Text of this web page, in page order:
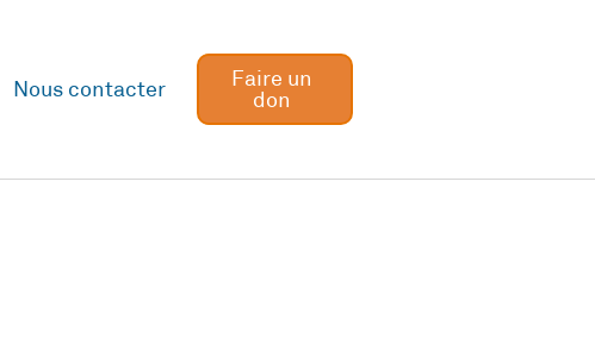
Nous contacter
Faire un
don